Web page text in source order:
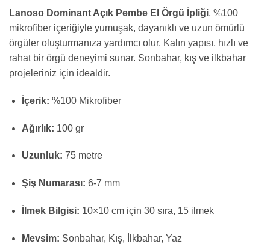
Lanoso Dominant Açık Pembe El Örgü İpliği, %100
mikrofiber içeriğiyle yumuşak, dayanıklı ve uzun ömürlü
örgüler oluşturmanıza yardımcı olur. Kalın yapısı, hızlı ve
rahat bir örgü deneyimi sunar. Sonbahar, kış ve ilkbahar
projeleriniz için idealdir.
İçerik: %100 Mikrofiber
Ağırlık: 100 gr
Uzunluk: 75 metre
Şiş Numarası: 6-7 mm
İlmek Bilgisi: 10×10 cm için 30 sıra, 15 ilmek
Mevsim: Sonbahar, Kış, İlkbahar, Yaz